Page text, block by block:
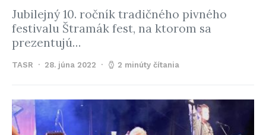
Jubilejný 10. ročník tradičného pivného
festivalu Štramák fest, na ktorom sa
prezentujú…
TASR 28. júna 2022 2 minúty čítania